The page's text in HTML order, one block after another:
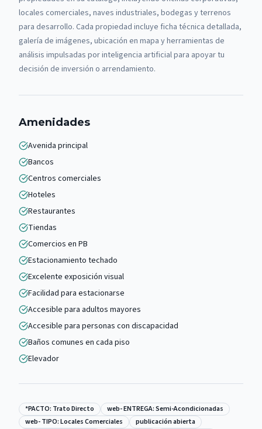
locales comerciales, naves industriales, bodegas y terrenos
para desarrollo. Cada propiedad incluye ficha técnica detallada,
galería de imágenes, ubicación en mapa y herramientas de
análisis impulsadas por inteligencia artificial para apoyar tu
decisión de inversión o arrendamiento.
Amenidades
Avenida principal
Bancos
Centros comerciales
Hoteles
Restaurantes
Tiendas
Comercios en PB
Estacionamiento techado
Excelente exposición visual
Facilidad para estacionarse
Accesible para adultos mayores
Accesible para personas con discapacidad
Baños comunes en cada piso
Elevador
*PACTO: Trato Directo
web- ENTREGA: Semi-Acondicionadas
web- TIPO: Locales Comerciales
publicación abierta